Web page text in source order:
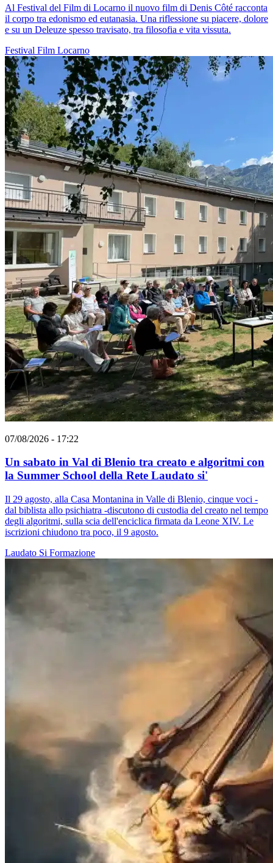
Al Festival del Film di Locarno il nuovo film di Denis Côté racconta
il corpo tra edonismo ed eutanasia. Una riflessione su piacere, dolore
e su un Deleuze spesso travisato, tra filosofia e vita vissuta.
Festival Film Locarno
07/08/2026 - 17:22
Un sabato in Val di Blenio tra creato e algoritmi con
la Summer School della Rete Laudato si'
Il 29 agosto, alla Casa Montanina in Valle di Blenio, cinque voci -
dal biblista allo psichiatra -discutono di custodia del creato nel tempo
degli algoritmi, sulla scia dell'enciclica firmata da Leone XIV. Le
iscrizioni chiudono tra poco, il 9 agosto.
Laudato Si Formazione